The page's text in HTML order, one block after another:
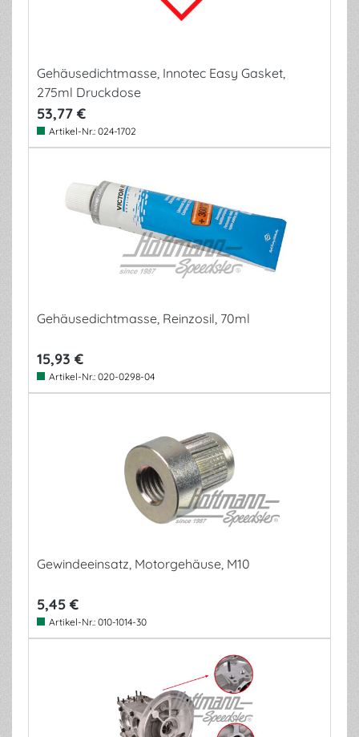
Gehäusedichtmasse, Innotec Easy Gasket,
275ml Druckdose
53,77 €
Artikel-Nr.: 024-1702
Gehäusedichtmasse, Reinzosil, 70ml
15,93 €
Artikel-Nr.: 020-0298-04
Gewindeeinsatz, Motorgehäuse, M10
5,45 €
Artikel-Nr.: 010-1014-30